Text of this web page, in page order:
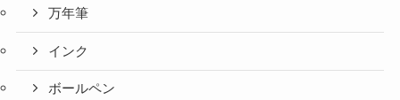
万年筆
インク
ボールペン